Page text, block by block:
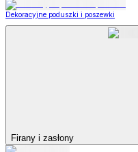
Dekoracyjne poduszki i poszewki
Firany i zasłony